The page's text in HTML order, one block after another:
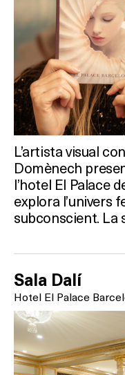
L’artista visual
Domènech
l’hotel El Palace
explora l’univers
subconscient. La
Sala Dalí
Hotel El Palace